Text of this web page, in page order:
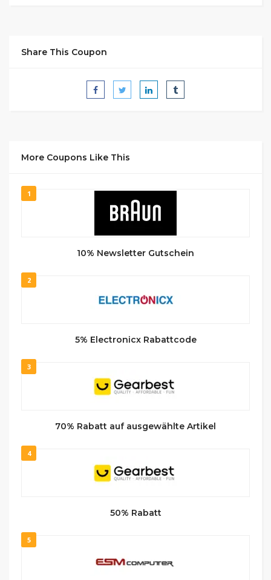
Share This Coupon
More Coupons Like This
1
10% Newsletter Gutschein
2
5% Electronicx Rabattcode
3
70% Rabatt auf ausgewählte Artikel
4
50% Rabatt
5